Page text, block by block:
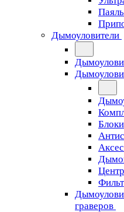
Дымоуловители
Блоки
граверов